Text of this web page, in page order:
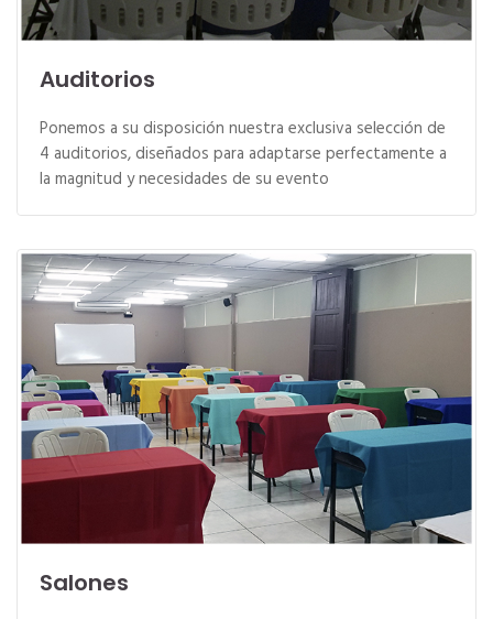
Auditorios
Ponemos a su disposición nuestra exclusiva selección de
4 auditorios, diseñados para adaptarse perfectamente a
la magnitud y necesidades de su evento
Salones